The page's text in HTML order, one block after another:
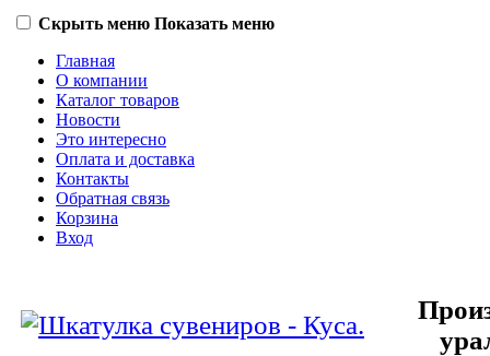
Скрыть меню Показать меню
Главная
О компании
Каталог товаров
Новости
Это интересно
Оплата и доставка
Контакты
Обратная связь
Корзина
Вход